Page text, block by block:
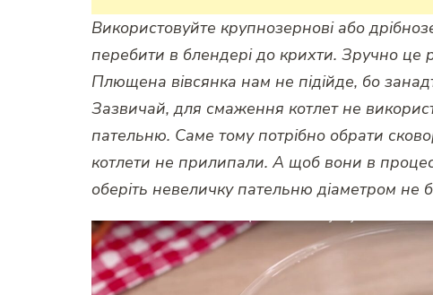
Використовуйте крупнозернові або
перебити в блендері до крихти. Зручно це
Плющена вівсянка нам не підійде, бо
Зазвичай, для смаження котлет не
пательню. Саме тому потрібно обрати
котлети не прилипали. А щоб вони в
оберіть невеличку пательню діаметром не